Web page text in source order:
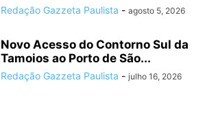
Redação Gazzeta Paulista - agosto 5, 2026
Novo Acesso do Contorno Sul da
Tamoios ao Porto de São...
Redação Gazzeta Paulista - julho 16, 2026